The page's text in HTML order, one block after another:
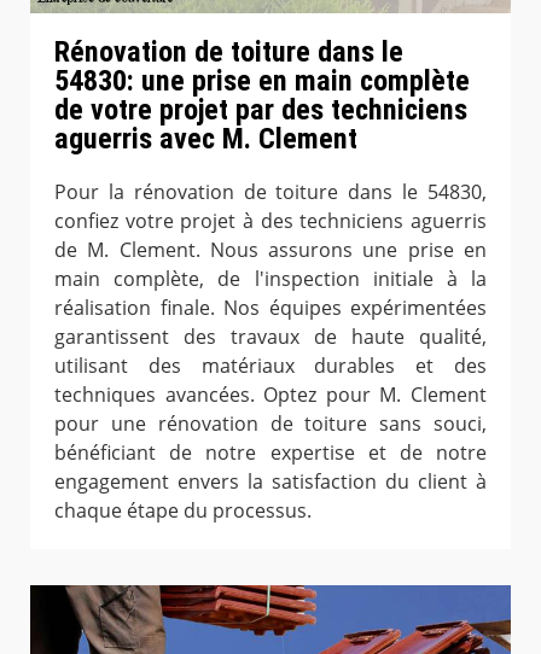
Rénovation de toiture dans le
54830: une prise en main complète
de votre projet par des techniciens
aguerris avec M. Clement
Pour la rénovation de toiture dans le 54830,
confiez votre projet à des techniciens aguerris
de M. Clement. Nous assurons une prise en
main complète, de l'inspection initiale à la
réalisation finale. Nos équipes expérimentées
garantissent des travaux de haute qualité,
utilisant des matériaux durables et des
techniques avancées. Optez pour M. Clement
pour une rénovation de toiture sans souci,
bénéficiant de notre expertise et de notre
engagement envers la satisfaction du client à
chaque étape du processus.